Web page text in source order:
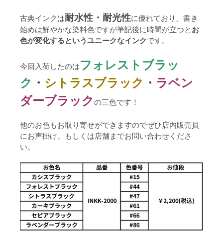
古典インクは耐水性・耐光性に優れており、書き
始めは鮮やかな染料色ですが筆記後に時間が立つと お
色が変化するというユニークなインクです。
今回入荷したのはフォレストブラッ
ク ・ シトラスブラック ・ ラベン
ダーブラック の三色です！
他のお色もお取り寄せができますのでぜひ店内販売員
にお声掛け、もしくは店舗までお問い合わせくださ
い。